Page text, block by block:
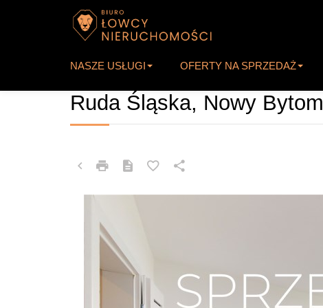
NASZE USŁUGI OFERTY NA SPRZEDAŻ
Ruda Śląska, Nowy Bytom